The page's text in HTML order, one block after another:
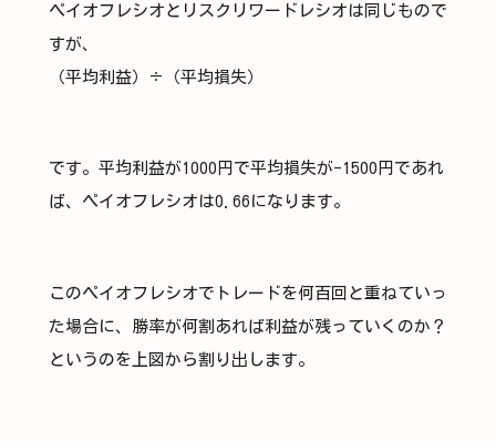
ペイオフレシオとリスクリワードレシオは同じもので
すが、
（平均利益）÷（平均損失）
です。平均利益が1000円で平均損失が-1500円であれ
ば、ペイオフレシオは0.66になります。
このペイオフレシオでトレードを何百回と重ねていっ
た場合に、勝率が何割あれば利益が残っていくのか？
というのを上図から割り出します。